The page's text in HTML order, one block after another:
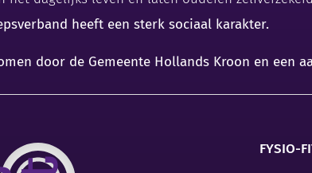
heeft een sterk sociaal karakter.
door de Gemeente Hollands Kroon en een
FYSIO-